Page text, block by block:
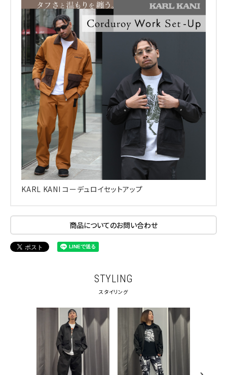
キーワードから探す
KARL KANI コーデュロイセットアップ
商品についてのお問い合わせ
STYLING
スタイリング